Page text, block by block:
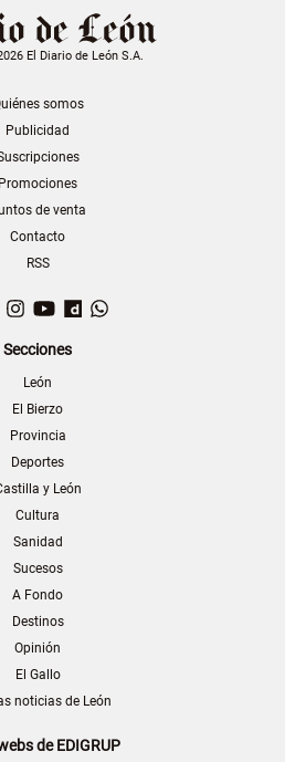
El Diario de León S.A.
somos
Publicidad
Promociones
de venta
Contacto
RSS
TwitterInstagram
YouTubeDailymotion
Secciones
León
El Bierzo
Provincia
Deportes
y León
Cultura
Sanidad
Sucesos
A Fondo
Destinos
Opinión
El Gallo
noticias de León
de EDIGRUP